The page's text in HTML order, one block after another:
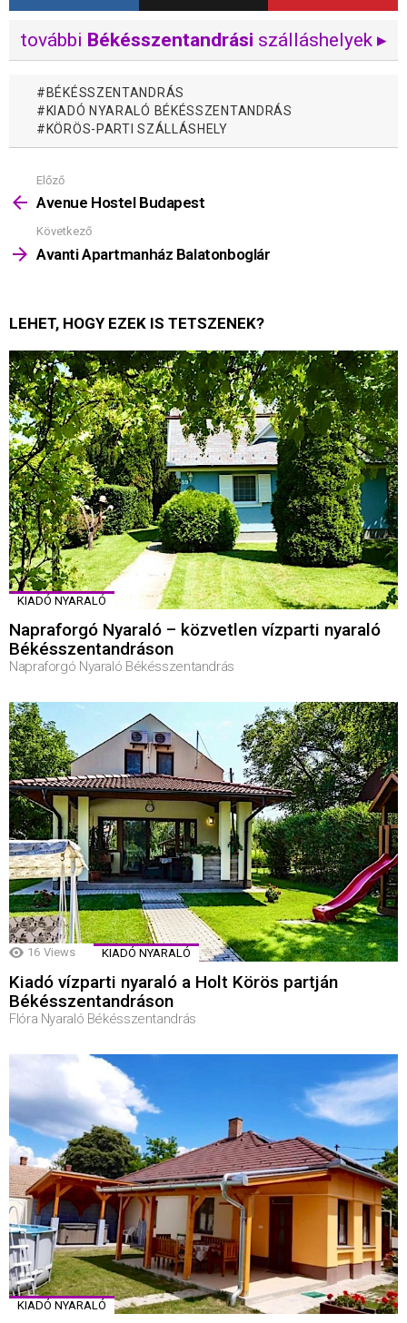
további Békésszentandrási szálláshelyek ▸
BÉKÉSSZENTANDRÁS
KIADÓ NYARALÓ BÉKÉSSZENTANDRÁS
KÖRÖS-PARTI SZÁLLÁSHELY
Mutass
többet
Előző
Avenue Hostel Budapest
Következő
Avanti Apartmanház Balatonboglár
LEHET, HOGY EZEK IS TETSZENEK?
KIADÓ NYARALÓ
Napraforgó Nyaraló – közvetlen vízparti nyaraló
Békésszentandráson
Napraforgó Nyaraló Békésszentandrás
16 Views KIADÓ NYARALÓ
Kiadó vízparti nyaraló a Holt Körös partján
Békésszentandráson
Flóra Nyaraló Békésszentandrás
KIADÓ NYARALÓ